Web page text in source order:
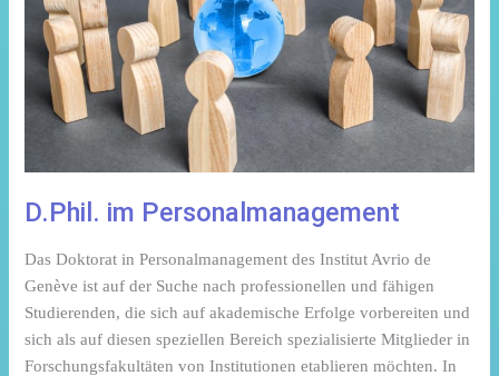
D.Phil. im Personalmanagement
Das Doktorat in Personalmanagement des Institut Avrio de
Genève ist auf der Suche nach professionellen und fähigen
Studierenden, die sich auf akademische Erfolge vorbereiten und
sich als auf diesen speziellen Bereich spezialisierte Mitglieder in
Forschungsfakultäten von Institutionen etablieren möchten. In